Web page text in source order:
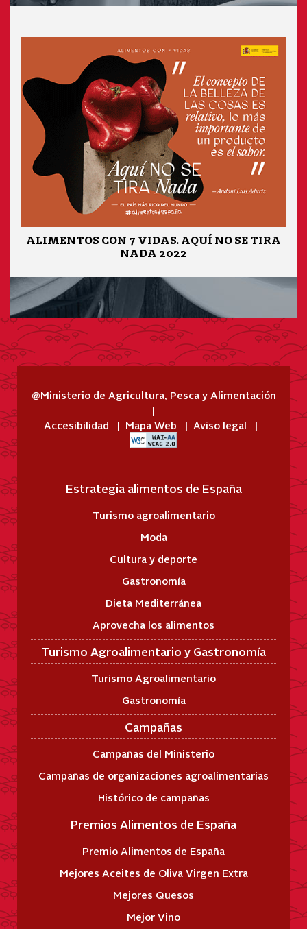
ALIMENTOS CON 7 VIDAS. AQUÍ NO SE TIRA
NADA 2022
@Ministerio de Agricultura, Pesca y Alimentación
Accesibilidad Mapa Web Aviso legal
Estrategia alimentos de España
Turismo agroalimentario
Moda
Cultura y deporte
Gastronomía
Dieta Mediterránea
Aprovecha los alimentos
Turismo Agroalimentario y Gastronomía
Turismo Agroalimentario
Gastronomía
Campañas
Campañas del Ministerio
Campañas de organizaciones agroalimentarias
Histórico de campañas
Premios Alimentos de España
Premio Alimentos de España
Mejores Aceites de Oliva Virgen Extra
Mejores Quesos
Mejor Vino